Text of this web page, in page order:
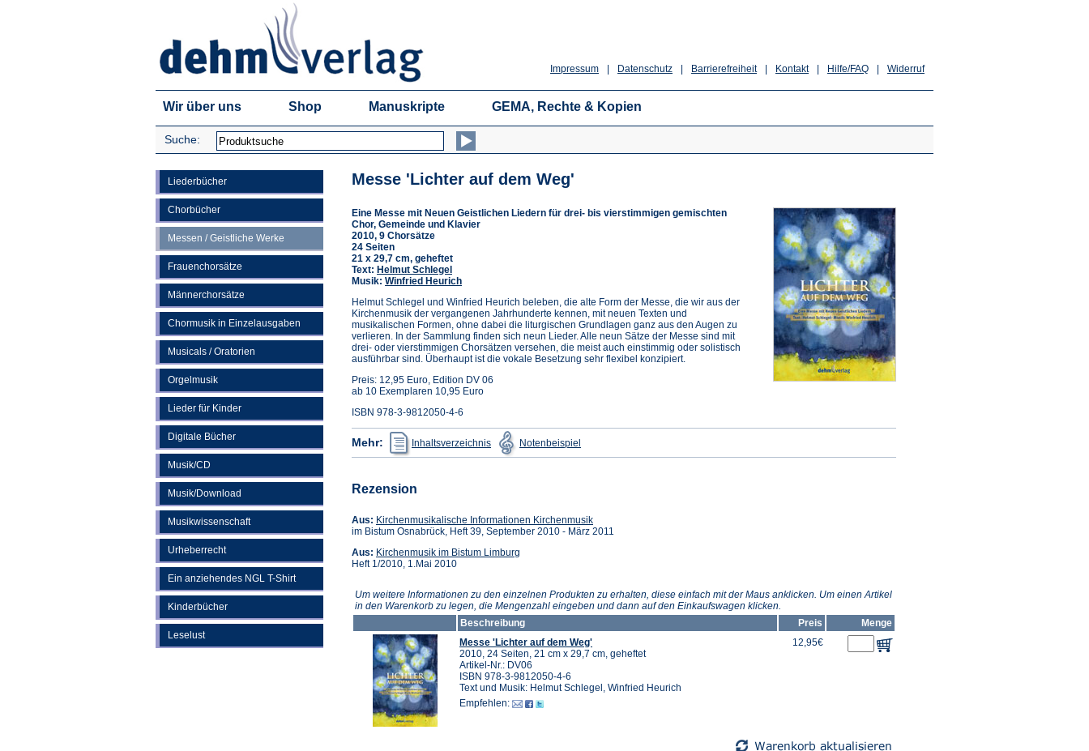
Widerruf
Hilfe/FAQ
Kontakt
Barrierefreiheit
Datenschutz
Impressum
Wir über uns Shop Manuskripte GEMA, Rechte & Kopien
Suche:
Liederbücher
Chorbücher
Messen / Geistliche Werke
Frauenchorsätze
Männerchorsätze
Chormusik in Einzelausgaben
Musicals / Oratorien
Orgelmusik
Lieder für Kinder
Digitale Bücher
Musik/CD
Musik/Download
Musikwissenschaft
Urheberrecht
Ein anziehendes NGL T-Shirt
Kinderbücher
Leselust
Messe 'Lichter auf dem Weg'
Eine Messe mit Neuen Geistlichen Liedern für drei- bis vierstimmigen gemischten
Chor, Gemeinde und Klavier
2010, 9 Chorsätze
24 Seiten
21 x 29,7 cm, geheftet
Text: Helmut Schlegel
Musik: Winfried Heurich
Helmut Schlegel und Winfried Heurich beleben, die alte Form der Messe, die wir aus der
Kirchenmusik der vergangenen Jahrhunderte kennen, mit neuen Texten und
musikalischen Formen, ohne dabei die liturgischen Grundlagen ganz aus den Augen zu
verlieren. In der Sammlung finden sich neun Lieder. Alle neun Sätze der Messe sind mit
drei- oder vierstimmigen Chorsätzen versehen, die meist auch einstimmig oder solistisch
ausführbar sind. Überhaupt ist die vokale Besetzung sehr flexibel konzipiert.
Preis: 12,95 Euro, Edition DV 06
ab 10 Exemplaren 10,95 Euro
ISBN 978-3-9812050-4-6
Mehr: Inhaltsverzeichnis
(Öffnet
in
einem
Notenbeispiel in
einem
Rezension
Aus: Kirchenmusikalische Informationen Kirchenmusik(Öffnet
in
im Bistum Osnabrück, Heft 39, September 2010 - März 2011
Aus: Kirchenmusik im Bistum Limburg
Tab)
Heft 1/2010, 1.Mai 2010
Um weitere Informationen zu den einzelnen Produkten zu erhalten, diese einfach mit der Maus anklicken. Um einen Artikel
in den Warenkorb zu legen, die Mengenzahl eingeben und dann auf den Einkaufswagen klicken.
Beschreibung
Preis
Menge
Messe 'Lichter auf dem Weg'
2010, 24 Seiten, 21 cm x 29,7 cm, geheftet
Artikel-Nr.: DV06
ISBN 978-3-9812050-4-6
Text und Musik: Helmut Schlegel, Winfried Heurich
Empfehlen:
12,95€